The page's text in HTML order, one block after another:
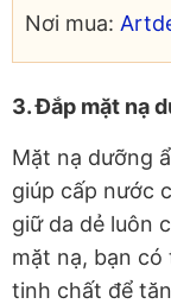
Nơi mua:
3. Đắp mặt nạ
Mặt nạ dưỡng
giúp cấp nước
giữ da dẻ luôn
mặt nạ, bạn có
tinh chất để